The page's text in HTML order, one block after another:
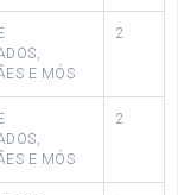
E MÓS
2
E MÓS
2